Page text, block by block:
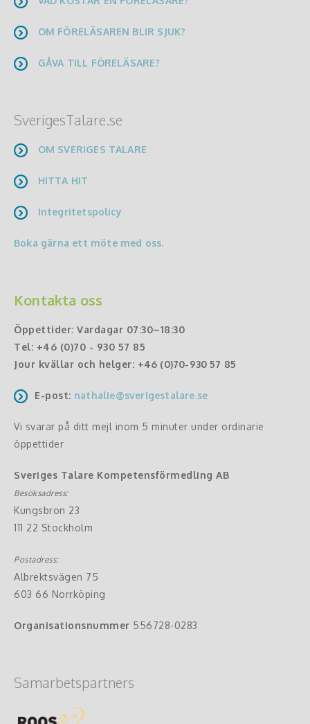
OM FÖRELÄSAREN BLIR SJUK?
GÅVA TILL FÖRELÄSARE?
SverigesTalare.se
OM SVERIGES TALARE
HITTA HIT
Integritetspolicy
Boka gärna ett möte med oss.
Kontakta oss
Öppettider: Vardagar 07:30–18:30
Tel: +46 (0)70 - 930 57 85
Jour kvällar och helger: +46 (0)70-930 57 85
E-post: nathalie@sverigestalare.se
Vi svarar på ditt mejl inom 5 minuter under ordinarie
öppettider
Sveriges Talare Kompetensförmedling AB
Besöksadress:
Kungsbron 23
111 22 Stockholm
Postadress:
Albrektsvägen 75
603 66 Norrköping
Organisationsnummer 556728-0283
Samarbetspartners